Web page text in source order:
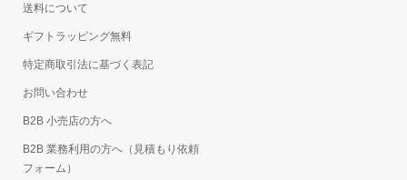
送料について
ギフトラッピング無料
特定商取引法に基づく表記
お問い合わせ
B2B 小売店の方へ
B2B 業務利用の方へ（見積もり依頼
フォーム）